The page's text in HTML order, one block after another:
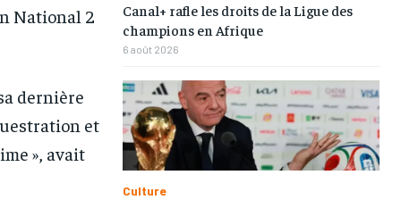
OPPORTUNITÉ
IT-ADMIN
TOGOREPORT
OPPORTUNITÉ
IT-ADMIN
TOGOREPORT
OPPORTUNITÉ
IT-ADMIN
TOGOREPORT
OPPORTUNITÉ
IT-ADMIN
TOGOREPORT
National 2
dernière
et
», avait
Canal+ rafle les droits de la Ligue des
champions en Afrique
6 août 2026
Culture